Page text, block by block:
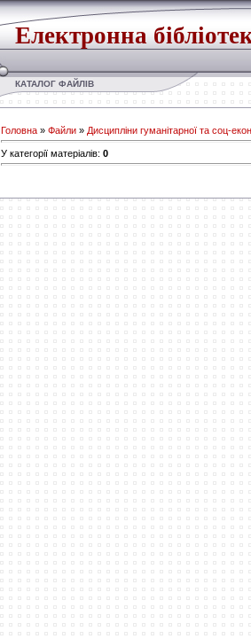
Електронна
КАТАЛОГ ФАЙЛІВ
Головна » Файли » Дисципліни гуманітарної та соц-
У категорії матеріалів: 0